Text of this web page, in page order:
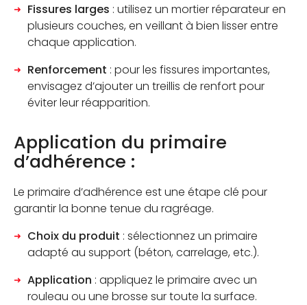
Fissures larges : utilisez un mortier réparateur en
plusieurs couches, en veillant à bien lisser entre
chaque application.
Renforcement : pour les fissures importantes,
envisagez d’ajouter un treillis de renfort pour
éviter leur réapparition.
Application du primaire
d’adhérence :
Le primaire d’adhérence est une étape clé pour
garantir la bonne tenue du ragréage.
Choix du produit : sélectionnez un primaire
adapté au support (béton, carrelage, etc.).
Application : appliquez le primaire avec un
rouleau ou une brosse sur toute la surface.